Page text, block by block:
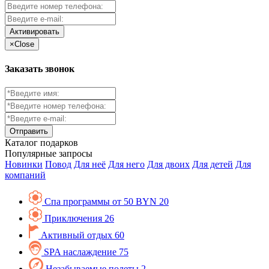
Активировать
×Close
Заказать звонок
Каталог подарков
Популярные запросы
Новинки Повод Для неё Для него Для двоих Для детей Для
компаний
Спа программы от 50 BYN 20
Приключения 26
Активный отдых 60
SPA наслаждение 75